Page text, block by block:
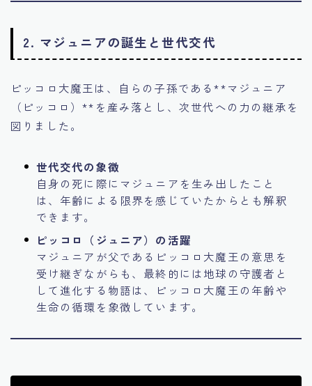
2. マジュニアの誕生と世代交代
ピッコロ大魔王は、自らの子孫である**マジュニア
（ピッコロ）**を産み落とし、次世代への力の継承を
図りました。
世代交代の象徴
自身の死に際にマジュニアを生み出したこと
は、年齢による限界を感じていたからとも解釈
できます。
ピッコロ（ジュニア）の活躍
マジュニアが父であるピッコロ大魔王の意思を
受け継ぎながらも、最終的には地球の守護者と
して進化する物語は、ピッコロ大魔王の年齢や
生命の循環を象徴しています。